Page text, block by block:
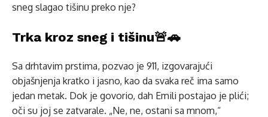
sneg slagao tišinu preko nje?
Trka kroz sneg i tišinu🚨🚗
Sa drhtavim prstima, pozvao je 911, izgovarajući
objašnjenja kratko i jasno, kao da svaka reč ima samo
jedan metak. Dok je govorio, dah Emili postajao je plići;
oči su joj se zatvarale. „Ne, ne, ostani sa mnom,“